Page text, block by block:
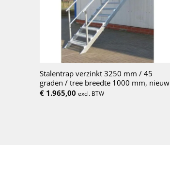
Stalentrap verzinkt 3250 mm / 45
graden / tree breedte 1000 mm, nieuw
€1.965,00 excl. BTW